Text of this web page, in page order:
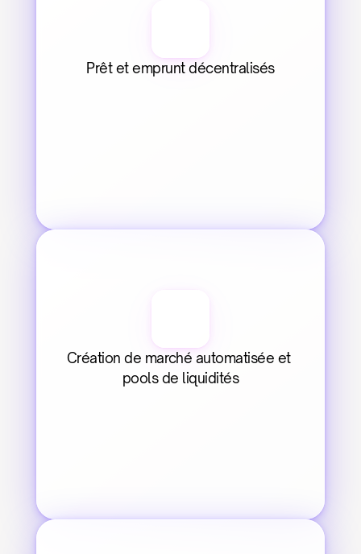
Prêt et emprunt décentralisés
Création de marché automatisée et
pools de liquidités